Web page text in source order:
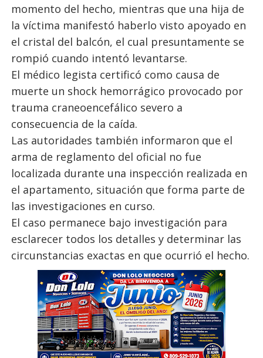
momento del hecho, mientras que una hija de
la víctima manifestó haberlo visto apoyado en
el cristal del balcón, el cual presuntamente se
rompió cuando intentó levantarse.
El médico legista certificó como causa de
muerte un shock hemorrágico provocado por
trauma craneoencefálico severo a
consecuencia de la caída.
Las autoridades también informaron que el
arma de reglamento del oficial no fue
localizada durante una inspección realizada en
el apartamento, situación que forma parte de
las investigaciones en curso.
El caso permanece bajo investigación para
esclarecer todos los detalles y determinar las
circunstancias exactas en que ocurrió el hecho.